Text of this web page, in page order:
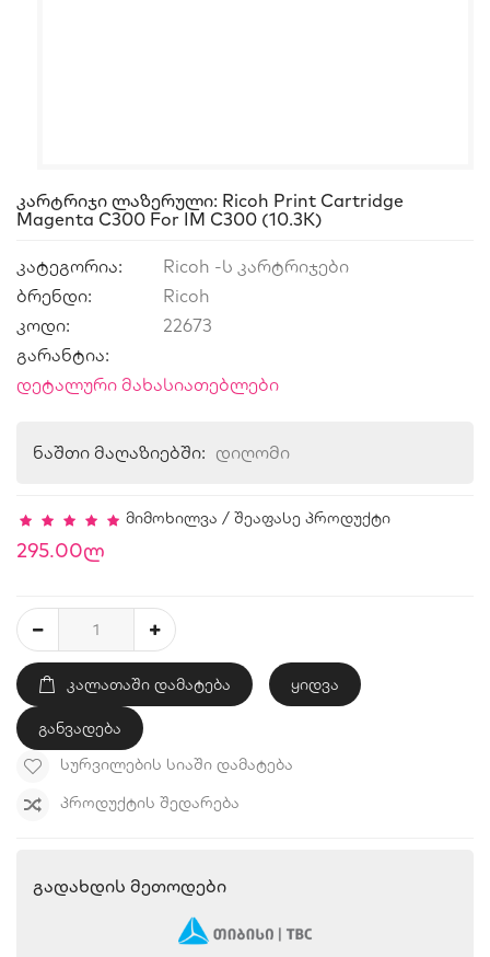
Კარტრიჯი Ლაზერული: Ricoh Print Cartridge
Magenta C300 For IM C300 (10.3K)
კატეგორია:
Ricoh -ს კარტრიჯები
ბრენდი:
Ricoh
კოდი:
22673
გარანტია:
დეტალური მახასიათებლები
ნაშთი მაღაზიებში: დიღომი
მიმოხილვა / შეაფასე პროდუქტი
295.00ლ
ᲙᲐᲚᲐᲗᲐᲨᲘ ᲓᲐᲛᲐᲢᲔᲑᲐ ყიდვა
განვადება
ᲡᲣᲠᲕᲘᲚᲔᲑᲘᲡ ᲡᲘᲐᲨᲘ ᲓᲐᲛᲐᲢᲔᲑᲐ
ᲞᲠᲝᲓᲣᲥᲢᲘᲡ ᲨᲔᲓᲐᲠᲔᲑᲐ
Გადახდის Მეთოდები